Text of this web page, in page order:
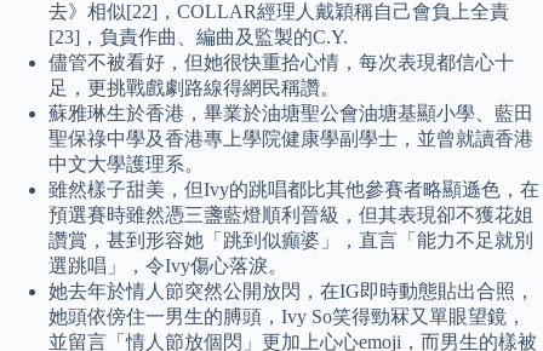
去》相似[22]，COLLAR經理人戴穎稱自己會負上全責
[23]，負責作曲、編曲及監製的C.Y.
儘管不被看好，但她很快重拾心情，每次表現都信心十
足，更挑戰戲劇路線得網民稱讚。
蘇雅琳生於香港，畢業於油塘聖公會油塘基顯小學、藍田
聖保祿中學及香港專上學院健康學副學士，並曾就讀香港
中文大學護理系。
雖然樣子甜美，但Ivy的跳唱都比其他參賽者略顯遜色，在
預選賽時雖然憑三盞藍燈順利晉級，但其表現卻不獲花姐
讚賞，甚到形容她「跳到似癲婆」，直言「能力不足就別
選跳唱」，令Ivy傷心落淚。
她去年於情人節突然公開放閃，在IG即時動態貼出合照，
她頭依傍住一男生的膊頭，Ivy So笑得勁冧又單眼望鏡，
並留言「情人節放個閃」更加上心心emoji，而男生的樣被